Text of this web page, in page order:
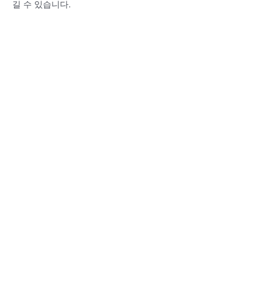
길 수 있습니다.